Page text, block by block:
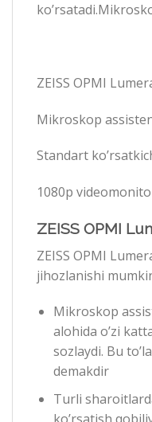
ZEISS OPMI
Mikroskop
Standart
1080p
ZEISS OPMI
ZEISS OPMI
jihozlanishi
Mikroskop
alohida o’zi
sozlaydi. Bu
demakdir
Turli